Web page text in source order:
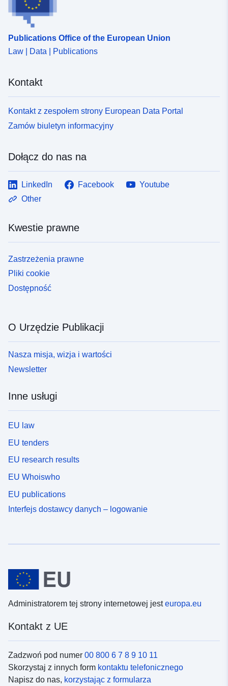
Publications Office of the European Union
Law | Data | Publications
Kontakt
Kontakt z zespołem strony European Data Portal
Zamów biuletyn informacyjny
Dołącz do nas na
LinkedIn Facebook
Youtube
Other
Kwestie prawne
Zastrzeżenia prawne
Pliki cookie
Dostępność
O Urzędzie Publikacji
Nasza misja, wizja i wartości
Newsletter
Inne usługi
EU law
EU tenders
EU research results
EU Whoiswho
EU publications
Interfejs dostawcy danych – logowanie
Administratorem tej strony internetowej jesteuropa.eu
Kontakt z UE
Zadzwoń pod numer 00 800 6 7 8 9 10 11
Skorzystaj z innych form kontaktu telefonicznego
Napisz do nas, korzystając z formularza